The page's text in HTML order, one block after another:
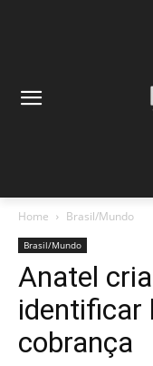
Home Brasil/Mundo
Brasil/Mundo
Anatel
identificar
cobrança